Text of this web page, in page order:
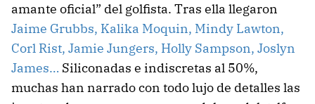
amante oficial” del golfista. Tras ella llegaron
Jaime Grubbs, Kalika Moquin, Mindy Lawton,
Corl Rist, Jamie Jungers, Holly Sampson, Joslyn
James… Siliconadas e indiscretas al 50%,
muchas han narrado con todo lujo de detalles las